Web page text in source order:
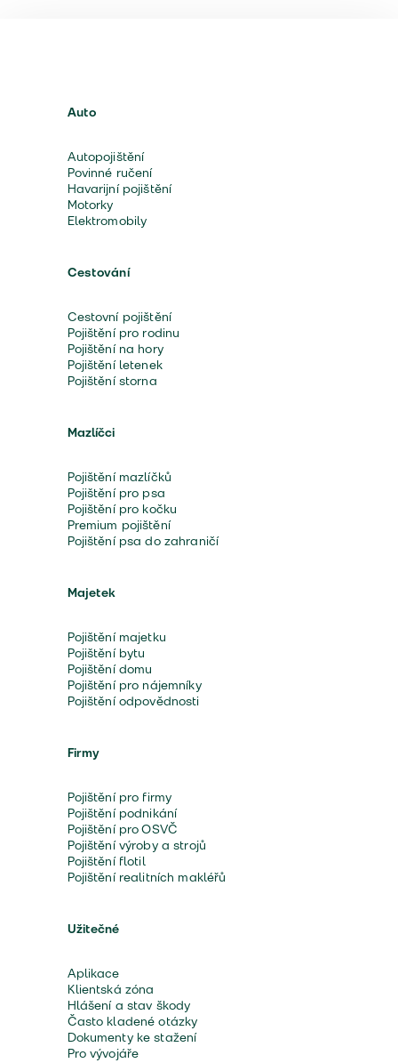
Auto
Autopojištění
Povinné ručení
Havarijní pojištění
Motorky
Elektromobily
Cestování
Cestovní pojištění
Pojištění pro rodinu
Pojištění na hory
Pojištění letenek
Pojištění storna
Mazlíčci
Pojištění mazlíčků
Pojištění pro psa
Pojištění pro kočku
Premium pojištění
Pojištění psa do zahraničí
Majetek
Pojištění majetku
Pojištění bytu
Pojištění domu
Pojištění pro nájemníky
Pojištění odpovědnosti
Firmy
Pojištění pro firmy
Pojištění podnikání
Pojištění pro OSVČ
Pojištění výroby a strojů
Pojištění flotil
Pojištění realitních makléřů
Užitečné
Aplikace
Klientská zóna
Hlášení a stav škody
Často kladené otázky
Dokumenty ke stažení
Pro vývojáře